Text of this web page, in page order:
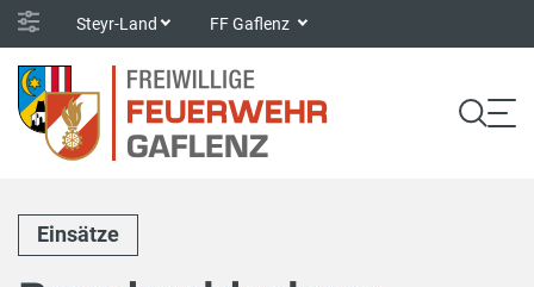
Steyr-Land FF Gaflenz
Einsätze